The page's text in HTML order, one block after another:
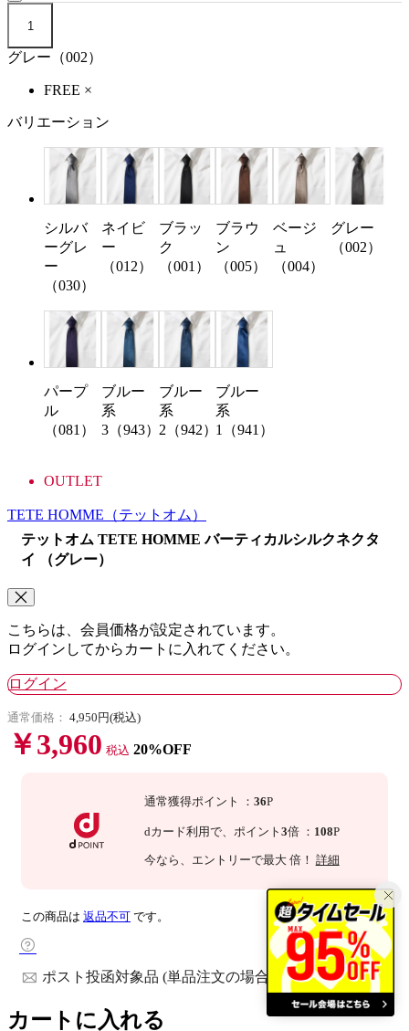
1
グレー（002）
FREE ×
バリエーション
シルバ
ーグレ
ー
（030）
ネイビ
ー
（012）
ブラッ
ク
（001）
ブラウ
ン
（005）
ベージ
ュ
（004）
グレー
（002）
パープ
ル
（081）
ブルー
系
3（943）
ブルー
系
2（942）
ブルー
系
1（941）
OUTLET
TETE HOMME （テットオム）
テットオム TETE HOMME バーティカルシルクネクタ
イ （グレー）
こちらは、会員価格が設定されています。
ログインしてからカートに入れてください。
ログイン
通常価格： 4,950円(税込)
￥3,960 税込 20%OFF
通常獲得ポイント ： 36P
dカード利用で、 ポイント 3倍 ： 108P
今なら 、エントリーで最大 倍！ 詳細
この商品は 返品不可 です。
ポスト投函対象品 (単品注文の場合)
カートに入れる